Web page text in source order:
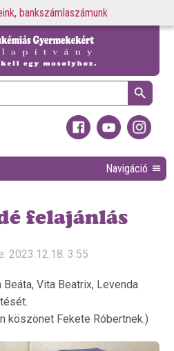
bankszámlaszámunk
Search Button
Navigáció
felajánlás
2023.12.18. 3:55
Vita Beatrix, Levenda
köszönet Fekete Róbertnek.)